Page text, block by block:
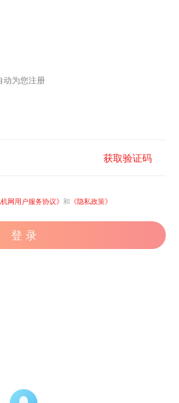
动为您注册
获取验证码
机网用户服务协议》 和 《隐私政策》
登 录